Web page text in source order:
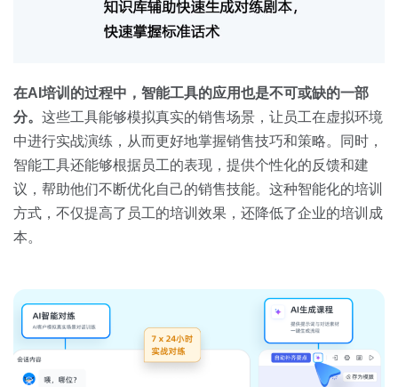
在AI 培训的过程中，智能工具的应用也是不可或缺的一部
分。 这些工具能够模拟真实的销售场景，让员工在虚拟环境
中进行实战演练，从而更好地掌握销售技巧和策略。同时，
智能工具还能够根据员工的表现，提供个性化的反馈和建
议，帮助他们不断优化自己的销售技能。这种智能化的培训
方式，不仅提高了员工的培训效果，还降低了企业的培训成
本。